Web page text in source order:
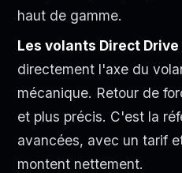
haut de gamme.
Les volants Direct Drive
directement l'axe du
mécanique. Retour de
et plus précis. C'est la
avancées, avec un tarif
montent nettement.